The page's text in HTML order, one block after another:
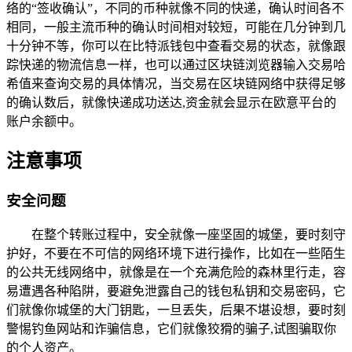
络的“签收确认”，不同的币种就像不同的快递，确认时间各不
相同，一般主流币种的确认时间相对较短，可能在几分钟到几
十分钟不等，你可以在比特派钱包中查看交易的状态，就像跟
踪快递的物流信息一样，也可以通过区块链浏览器输入交易哈
希值来查询交易的具体情况，当交易在区块链网络中获得足够
的确认数后，就像快递成功送达,资金就会显示在欧意平台的
账户余额中。
注意事项
安全问题
在整个转账过程中，安全就像一座坚固的城堡，要时刻守
护好，不要在不可信的网络环境下进行操作，比如在一些陌生
的公共无线网络中，就像是在一个充满危险的森林里行走，容
易遭遇各种陷阱，要避免泄露自己的钱包私钥和交易密码，它
们就像你城堡的大门钥匙，一旦丢失，后果不堪设想，要时刻
警惕钓鱼网站和诈骗信息，它们就像狡猾的骗子,试图骗取你
的个人资产。